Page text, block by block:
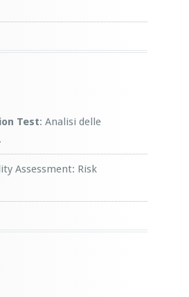
Test: Analisi delle
Assessment: Risk